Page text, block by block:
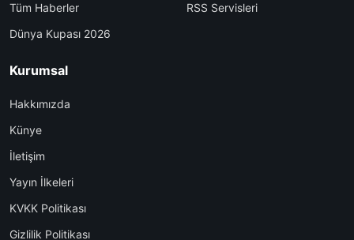
Tüm Haberler
Dünya Kupası 2026
RSS Servisleri
Kurumsal
Hakkımızda
Künye
İletişim
Yayın İlkeleri
KVKK Politikası
Gizlilik Politikası